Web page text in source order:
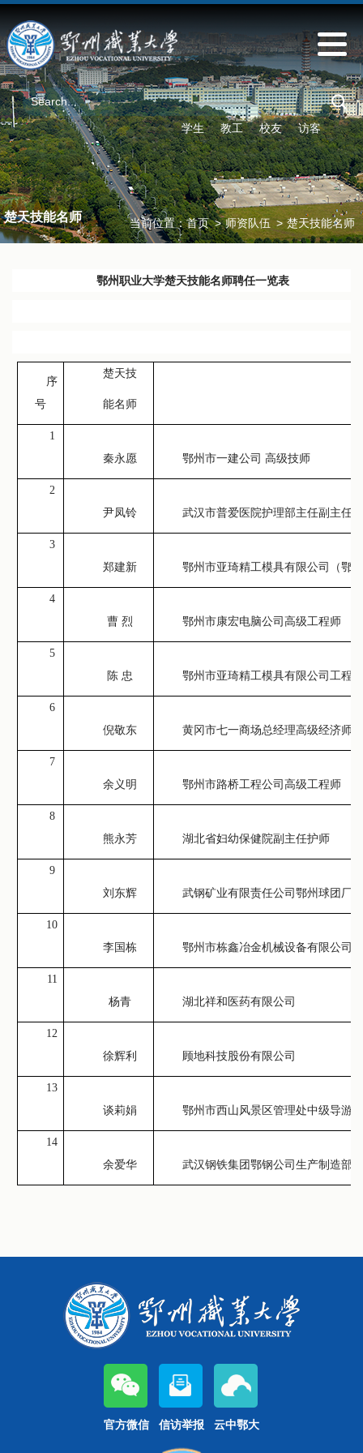
学生 教工 校友 访客
楚天技能名师 当前位置：首页 > 师资队伍 > 楚天技能名师
鄂州职业大学楚天技能名师聘任一览表
序
号
楚天技
能名师
1
秦永愿
鄂州市一建公司 高级技师
2
尹凤铃
武汉市普爱医院护理部主任副主任
3
郑建新
鄂州市亚琦精工模具有限公司（鄂
4
曹 烈
鄂州市康宏电脑公司高级工程师
5
陈 忠
鄂州市亚琦精工模具有限公司工程师
6
倪敬东
黄冈市七一商场总经理高级经济师
7
余义明
鄂州市路桥工程公司高级工程师
8
熊永芳
湖北省妇幼保健院副主任护师
9
刘东辉
武钢矿业有限责任公司鄂州球团厂
10
李国栋
鄂州市栋鑫冶金机械设备有限公司
11
杨青
湖北祥和医药有限公司
12
徐辉利
顾地科技股份有限公司
13
谈莉娟
鄂州市西山风景区管理处中级导游
14
余爱华
武汉钢铁集团鄂钢公司生产制造部
官方微信 信访举报 云中鄂大